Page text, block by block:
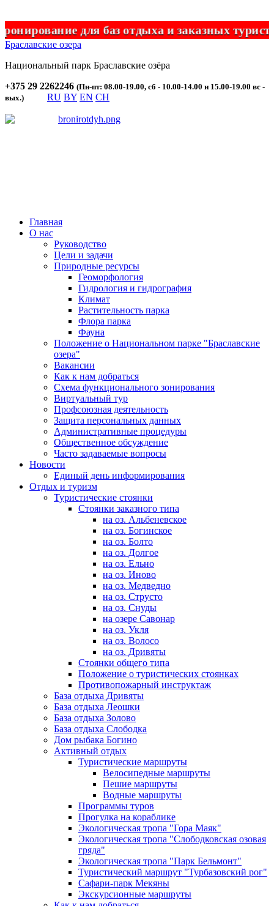
для баз отдыха и заказных
Браславские озера
Национальный парк Браславские озёра
+375 29 2262246 (Пн-пт: 08.00-19.00, сб - 10.00-14.00 и 15.00-19.00 вс -
вых.)
RU BY EN CH
Главная
О нас
Руководство
Цели и задачи
Природные ресурсы
Геоморфология
Гидрология и гидрография
Климат
Растительность парка
Флора парка
Фауна
Положение о Национальном парке "Браславские
озера"
Вакансии
Как к нам добраться
Схема функционального зонирования
Виртуальный тур
Профсоюзная деятельность
Защита персональных данных
Административные процедуры
Общественное обсуждение
Часто задаваемые вопросы
Новости
Единый день информирования
Отдых и туризм
Туристические стоянки
Стоянки заказного типа
на оз. Альбеневское
на оз. Богинское
на оз. Болто
на оз. Долгое
на оз. Ельно
на оз. Иново
на оз. Медведно
на оз. Струсто
на оз. Снуды
на озере Савонар
на оз. Укля
на оз. Волосо
на оз. Дривяты
Стоянки общего типа
Положение о туристических стоянках
Противопожарный инструктаж
База отдыха Дривяты
База отдыха Леошки
База отдыха Золово
База отдыха Слободка
Дом рыбака Богино
Активный отдых
Туристические маршруты
Велосипедные маршруты
Пешие маршруты
Водные маршруты
Программы туров
Прогулка на кораблике
Экологическая тропа "Гора Маяк"
Экологическая тропа "Слободковская озовая
гряда"
Экологическая тропа "Парк Бельмонт"
Туристический маршрут "Турбазовский рог"
Сафари-парк Мекяны
Экскурсионные маршруты